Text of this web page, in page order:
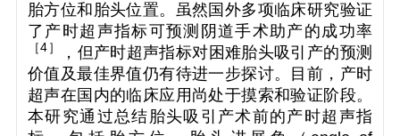
胎方位和胎头位置。虽然国外多项临床研究验证
了产时超声指标可预测阴道手术助产的成功率
［4 ］
，但产时超声指标对困难胎头吸引产的预测
价值及最佳界值仍有待进一步探讨。目前，产时
超声在国内的临床应用尚处于摸索和验证阶段。
本研究通过总结胎头吸引产术前的产时超声指